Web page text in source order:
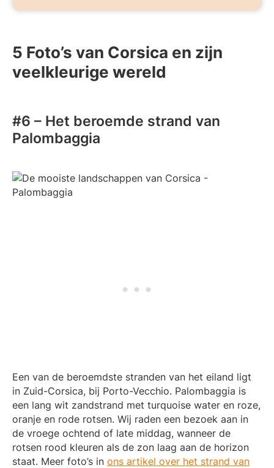
5 Foto’s van Corsica en zijn
veelkleurige wereld
#6 – Het beroemde strand van
Palombaggia
Een van de beroemdste stranden van het eiland ligt
in Zuid-Corsica, bij Porto-Vecchio. Palombaggia is
een lang wit zandstrand met turquoise water en roze,
oranje en rode rotsen. Wij raden een bezoek aan in
de vroege ochtend of late middag, wanneer de
rotsen rood kleuren als de zon laag aan de horizon
staat. Meer foto’s in ons artikel over het strand van